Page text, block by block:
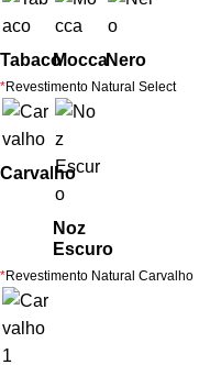
TabacoMoccaNero
*Revestimento Natural Select
Carvalho
Noz
Escuro
*Revestimento Natural Carvalho